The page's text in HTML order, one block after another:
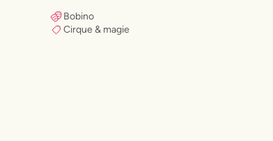
Bobino
Cirque & magie